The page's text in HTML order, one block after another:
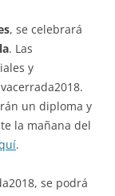
, se celebrará
. Las
y
un diploma y
la mañana del
.
se podrá